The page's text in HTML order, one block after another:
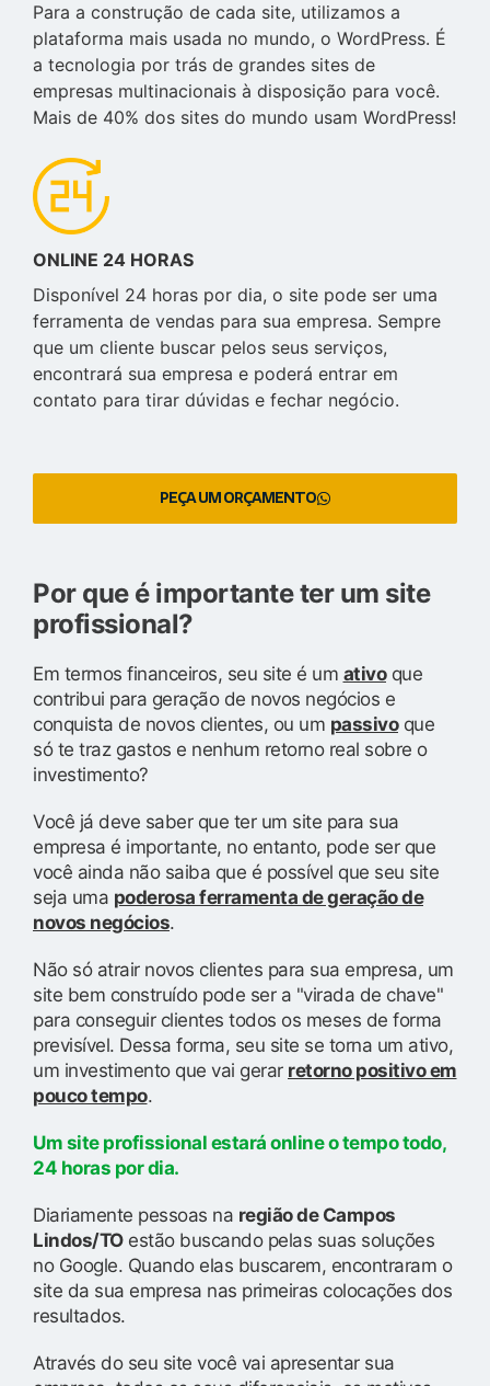
Para a construção de cada site, utilizamos a
plataforma mais usada no mundo, o WordPress. É
a tecnologia por trás de grandes sites de
empresas multinacionais à disposição para você.
Mais de 40% dos sites do mundo usam WordPress!
ONLINE 24 HORAS
Disponível 24 horas por dia, o site pode ser uma
ferramenta de vendas para sua empresa. Sempre
que um cliente buscar pelos seus serviços,
encontrará sua empresa e poderá entrar em
contato para tirar dúvidas e fechar negócio.
PEÇA UM ORÇAMENTO
Por que é importante ter um site
profissional?
Em termos financeiros, seu site é um ativoque
contribui para geração de novos negócios e
conquista de novos clientes, ou um passivoque
só te traz gastos e nenhum retorno real sobre o
investimento?
Você já deve saber que ter um site para sua
empresa é importante, no entanto, pode ser que
você ainda não saiba que é possível que seu site
seja uma poderosa ferramenta de geração de
novos negócios.
Não só atrair novos clientes para sua empresa, um
site bem construído pode ser a "virada de chave"
para conseguir clientes todos os meses de forma
previsível. Dessa forma, seu site se torna um ativo,
um investimento que vai gerar retorno positivo em
pouco tempo.
Um site profissional estará online o tempo todo,
24 horas por dia.
Diariamente pessoas na região de Campos
Lindos/TOestão buscando pelas suas soluções
no Google. Quando elas buscarem, encontraram o
site da sua empresa nas primeiras colocações dos
resultados.
Através do seu site você vai apresentar sua